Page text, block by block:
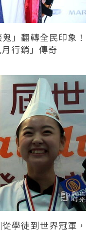
」翻轉全民印象！
行銷」傳奇
學徒到世界冠軍，